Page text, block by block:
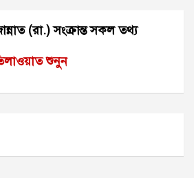
(রা.) সংক্রান্ত সকল তথ্য
শুনুন